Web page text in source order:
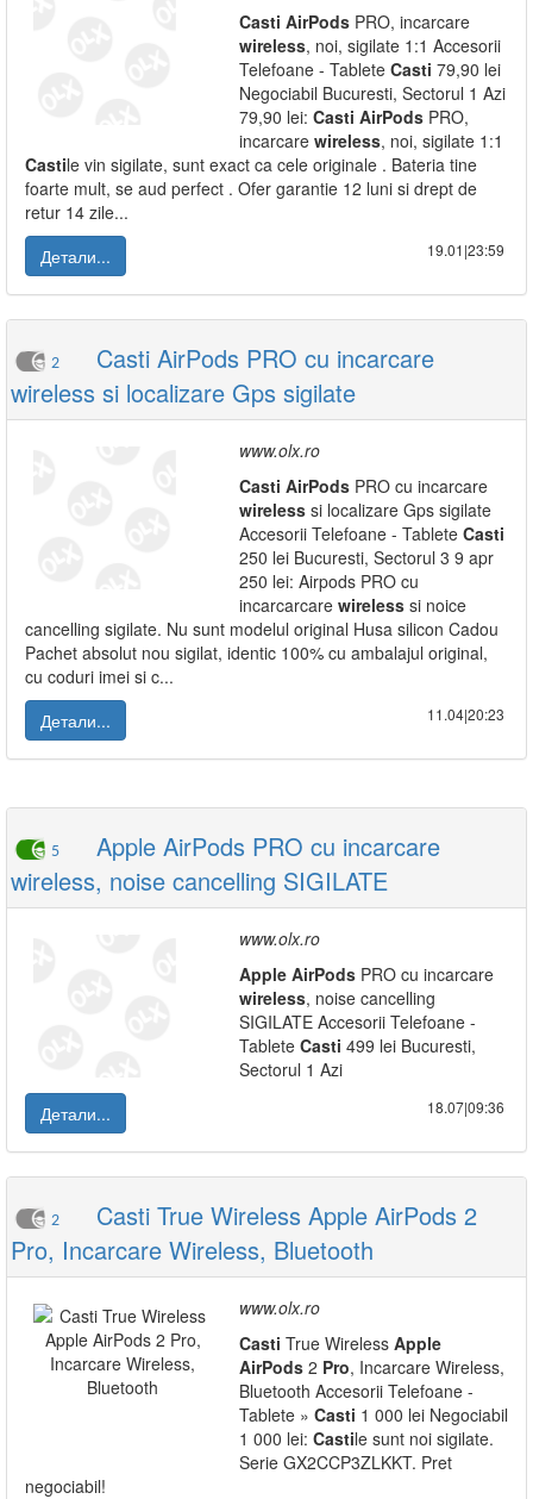
Casti AirPods PRO, incarcare
wireless, noi, sigilate 1:1 Accesorii
Telefoane - Tablete Casti 79,90 lei
Negociabil Bucuresti, Sectorul 1 Azi
79,90 lei: Casti AirPods PRO,
incarcare wireless, noi, sigilate 1:1
Castile vin sigilate, sunt exact ca cele originale . Bateria tine
foarte mult, se aud perfect . Ofer garantie 12 luni si drept de
retur 14 zile...
Детали...
19.01|23:59
2
Casti AirPods PRO cu incarcare
wireless si localizare Gps sigilate
www.olx.ro
Casti AirPods PRO cu incarcare
wireless si localizare Gps sigilate
Accesorii Telefoane - Tablete Casti
250 lei Bucuresti, Sectorul 3 9 apr
250 lei: Airpods PRO cu
incarcarcare wireless si noice
cancelling sigilate. Nu sunt modelul original Husa silicon Cadou
Pachet absolut nou sigilat, identic 100% cu ambalajul original,
cu coduri imei si c...
Детали...
11.04|20:23
5
Apple AirPods PRO cu incarcare
wireless, noise cancelling SIGILATE
www.olx.ro
Apple AirPods PRO cu incarcare
wireless, noise cancelling
SIGILATE Accesorii Telefoane -
Tablete Casti 499 lei Bucuresti,
Sectorul 1 Azi
Детали...
18.07|09:36
2
Casti True Wireless Apple AirPods 2
Pro, Incarcare Wireless, Bluetooth
www.olx.ro
Casti True Wireless Apple
AirPods 2 Pro, Incarcare Wireless,
Bluetooth Accesorii Telefoane -
Tablete » Casti 1 000 lei Negociabil
1 000 lei: Castile sunt noi sigilate.
Serie GX2CCP3ZLKKT. Pret
negociabil!